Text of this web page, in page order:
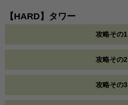
【HARD】タワー
攻略その1
攻略その2
攻略その3